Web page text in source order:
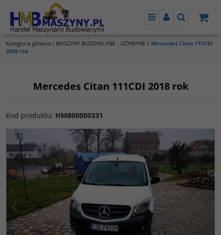
MenuPanelSzukaj
Kategoria główna / MASZYNY BUDOWLANE - UŻYWANE / Mercedes Citan 111CDI
2018 rok
Mercedes Citan 111CDI 2018 rok
Kod produktu: HMB00000331
>